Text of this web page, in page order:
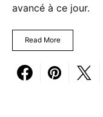
avancé à ce jour.
Read More